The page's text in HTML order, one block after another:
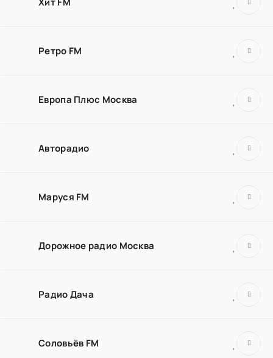
Ретро FM
Европа Плюс Москва
Авторадио
Маруся FM
Дорожное радио Москва
Радио Дача
Соловьёв FM